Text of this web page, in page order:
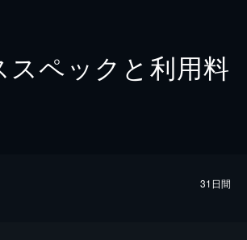
スペックと利用料
31日間